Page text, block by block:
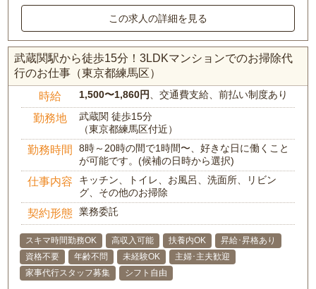
この求人の詳細を見る
武蔵関駅から徒歩15分！3LDKマンションでのお掃除代
行のお仕事（東京都練馬区）
時給 1,500〜1,860円 、交通費支給、前払い制度あり
勤務地
武蔵関 徒歩15分
（東京都練馬区付近）
勤務時間
8時～20時の間で1時間〜、好きな日に働くこと
が可能です。(候補の日時から選択)
仕事内容
キッチン、トイレ、お風呂、洗面所、リビン
グ、その他のお掃除
契約形態 業務委託
スキマ時間勤務OK 高収入可能 扶養内OK
昇給･昇格あり
資格不要
年齢不問 未経験OK
主婦･主夫歓迎
家事代行スタッフ募集
シフト自由